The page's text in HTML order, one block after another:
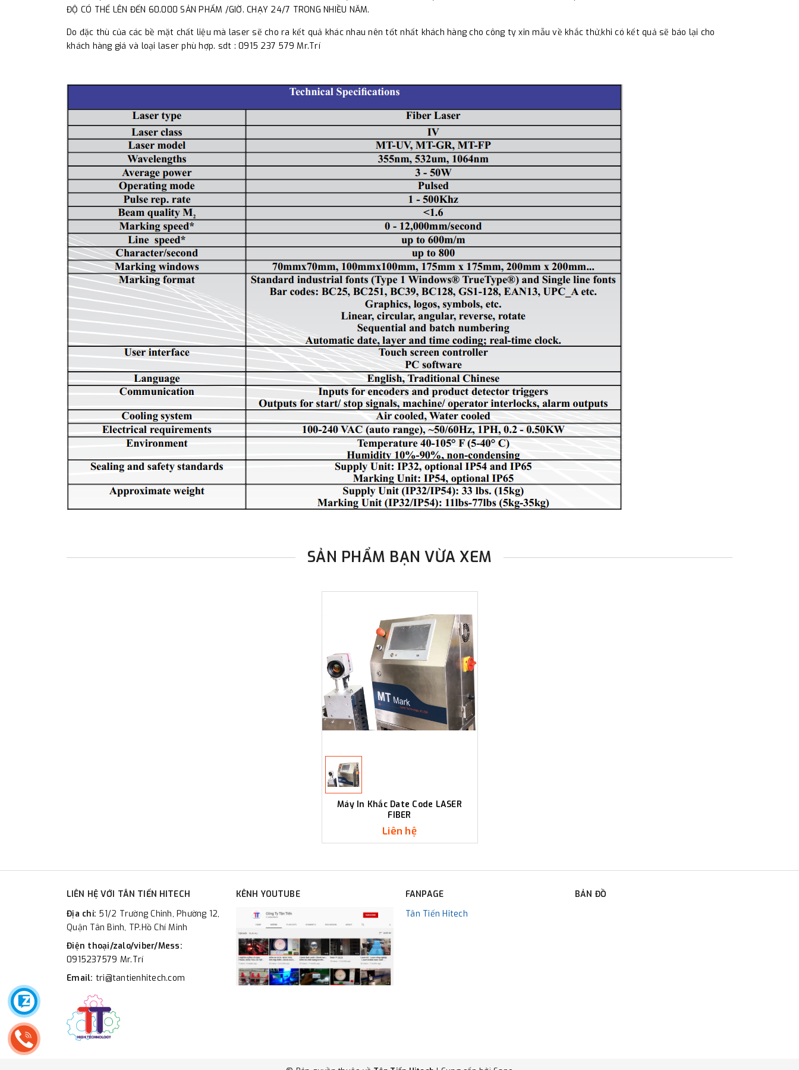
ĐỘ CÓ THỂ LÊN ĐẾN 60.000 SẢN PHẨM /GIỜ. CHẠY 24/7 TRONG NHIỀU NĂM.
Do đặc thù của các bề mặt chất liệu mà laser sẽ cho ra kết quả khác nhau nên tốt nhất khách hàng cho công ty xin mẫu về khắc thử,khi có kết quả sẽ báo lại cho
khách hàng giá và loại laser phù hợp. sdt : 0915 237 579 Mr.Trí
SẢN PHẨM BẠN VỪA XEM
Máy In Khắc Date Code LASER
FIBER
Liên hệ
LIÊN HỆ VỚI TÂN TIẾN HITECH
Địa chỉ: 51/2 Trường Chinh, Phường 12,
Quận Tân Bình, TP.Hồ Chí Minh
Điện thoại/zalo/viber/Mess:
0915237579 Mr.Trí
Email: tri@tantienhitech.com
KÊNH YOUTUBE
FANPAGE
Tân Tiến Hitech
BẢN ĐỒ